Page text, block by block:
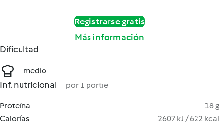
Registrarse gratis
Más información
Dificultad
medio
Inf. nutricional por 1 portie
Proteína
18 g
Calorías
2607 kJ / 622 kcal